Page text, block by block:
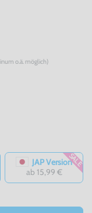
o.ä. möglich)
JAP Version
ab 15,99 €
SALE